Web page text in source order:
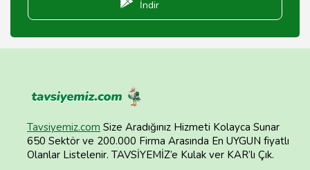
İndir
Tavsiyemiz.com Size Aradığınız Hizmeti Kolayca Sunar
650 Sektör ve 200.000 Firma Arasında En UYGUN fiyatlı
Olanlar Listelenir. TAVSİYEMİZ’e Kulak ver KAR’lı Çık.